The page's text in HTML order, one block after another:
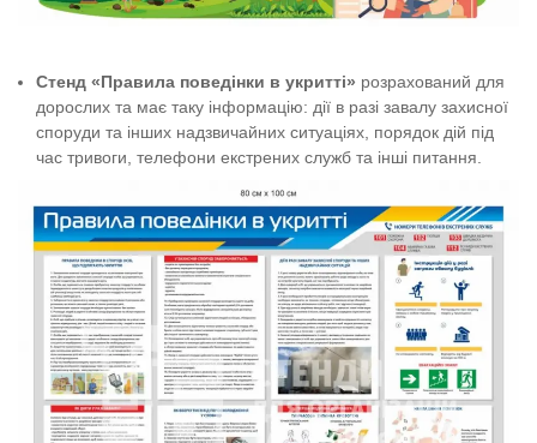
Стенд «Правила поведінки в укритті» розрахований для
дорослих та має таку інформацію: дії в разі завалу захисної
споруди та інших надзвичайних ситуаціях, порядок дій під
час тривоги, телефони екстрених служб та інші питання.